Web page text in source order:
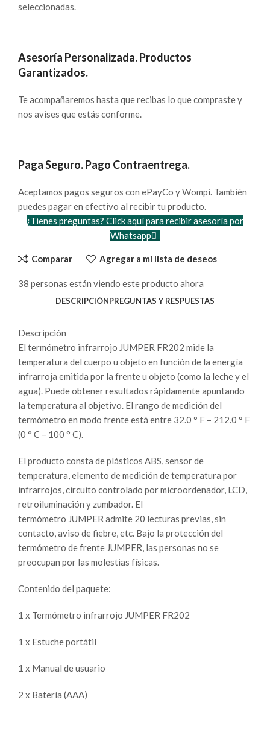
seleccionadas.
Asesoría Personalizada. Productos
Garantizados.
Te acompañaremos hasta que recibas lo que compraste y
nos avises que estás conforme.
Paga Seguro. Pago Contraentrega.
Aceptamos pagos seguros con ePayCo y Wompi. También
puedes pagar en efectivo al recibir tu producto.
¿Tienes preguntas? Click aquí para recibir asesoría por
Whatsapp
Comparar Agregar a mi lista de deseos
38 personas están viendo este producto ahora
DESCRIPCIÓNPREGUNTAS Y RESPUESTAS
Descripción
El termómetro infrarrojo JUMPER FR202 mide la
temperatura del cuerpo u objeto en función de la energía
infrarroja emitida por la frente u objeto (como la leche y el
agua). Puede obtener resultados rápidamente apuntando
la temperatura al objetivo. El rango de medición del
termómetro en modo frente está entre 32.0 ° F – 212.0 ° F
(0 ° C – 100 ° C).
El producto consta de plásticos ABS, sensor de
temperatura, elemento de medición de temperatura por
infrarrojos, circuito controlado por microordenador, LCD,
retroiluminación y zumbador. El
termómetro JUMPER admite 20 lecturas previas, sin
contacto, aviso de fiebre, etc. Bajo la protección del
termómetro de frente JUMPER, las personas no se
preocupan por las molestias físicas.
Contenido del paquete:
1 x Termómetro infrarrojo JUMPER FR202
1 x Estuche portátil
1 x Manual de usuario
2 x Batería (AAA)